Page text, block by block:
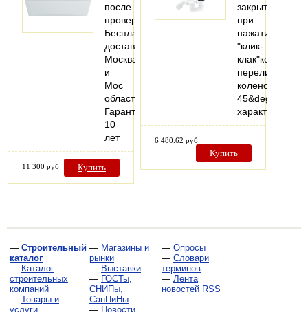
после
проверки
Бесплатная
доставка
Москва
и
Мос
область
Гарантия
10
лет
11 300 руб Купить
закрытия
при
нажатии
"клик-
клак"кожух
колено
6 480.62 руб
Купить
— Строительный
каталог
— Каталог
строительных
компаний
— Товары и
услуги
— Магазины и
рынки
— Выставки
— ГОСТы,
СНИПы,
СанПиНы
— Новости
— Опросы
— Словари
терминов
— Лента
новостей RSS